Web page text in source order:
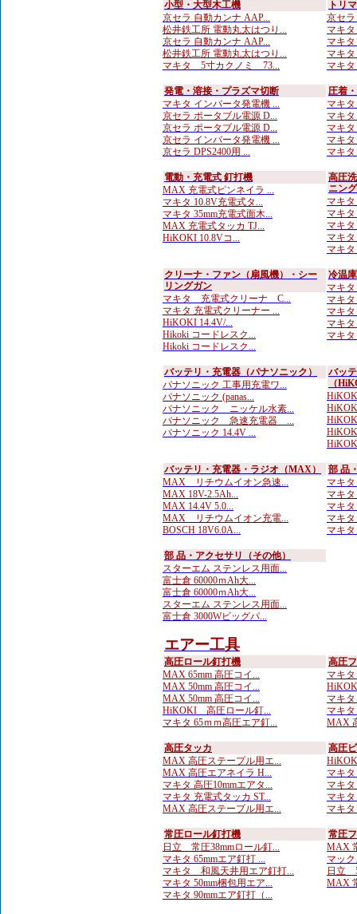
小型・大型木工機
京セラ 自動カンナ AAP...
松井鉄工所 電動丸太はつり...
京セラ 自動カンナ AAP...
松井鉄工所 電動丸太はつり...
マキタ 5寸カクノミ 73...
トリ
京セ
マキ
マキ
マキ
マキ
発電・溶接・プラズマ切断
マキタ インバータ発電機 ...
京セラ ポータブル電源 D...
京セラ ポータブル電源 D...
京セラ インバータ発電機 ...
京セラ DPS2400用 ...
圧着
マキ
マキ
マキ
マキ
マキ
電動・充電式 釘打機
MAX 充電式ピンネイラ ...
マキタ 10.8V充電式タ...
マキタ 35mm充電式面木...
MAX 充電式タッカ TJ...
HiKOKI 10.8Vコ...
高圧
ニン
マキ
マキ
マキ
マキ
マキ
クリーナ・ファン（扇風機）・シー
リングガン
マキタ 充電式クリーナ C...
マキタ 充電式クリーナー ...
HiKOKI 14.4V/...
Hikoki コードレスク...
Hikoki コードレスク...
冷温
マキ
マキ
マキタ
マキ
マキ
バッテリ・充電器（パナソニック）
パナソニック 工事用充電ワ...
パナソニック (panas...
パナソニック ニッケル水素...
パナソニック 急速充電器 ...
パナソニック 14.4V ...
バッ
（
バッテリ・充電器・ラジオ（MAX）
MAX リチウムイオン急速...
MAX 18V-2.5Ah...
MAX 14.4V 5.0...
MAX リチウムイオン充電...
BOSCH 18V6.0A...
部 品
マキ
マキ
マキ
マキ
マキ
部 品・アクセサリ（その他）
スターエム ステンレス用面...
富士倉 60000ｍAh大...
富士倉 60000ｍAh大...
スターエム ステンレス用面...
富士倉 3000Wビッグパ...
エアー工具
高圧ロール釘打機
MAX 65mm 高圧コイ...
MAX 50mm 高圧コイ...
MAX 50mm 高圧コイ...
HiKOKI 高圧ロール釘...
マキタ 65ｍｍ高圧エア釘...
高圧
マキ
マキ
マキ
MAX
高圧タッカ
MAX 高圧ステープル用エ...
MAX 高圧エアネイラ H...
マキタ 高圧10mmエアタ...
マキタ 充電式タッカ ST...
MAX 高圧ステープル用エ...
高圧
マキ
マキ
マキ
マキ
常圧ロール釘打機
日立 常圧38mmロール釘...
マキタ 65mmエア釘打 ...
マキタ 和風天井用エア釘打...
マキタ 50mm梱包用エア...
マキタ 90mmエア釘打（...
常圧
MAX
マッ
日立
MAX